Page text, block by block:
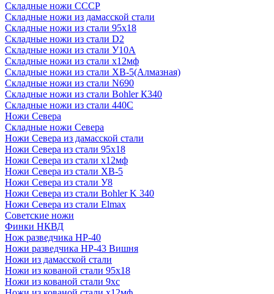
Cкладные ножи СССР
Складные ножи из дамасской стали
Складные ножи из стали 95х18
Складные ножи из стали D2
Складные ножи из стали У10А
Складные ножи из стали х12мф
Складные ножи из стали ХВ-5(Алмазная)
Складные ножи из стали N690
Складные ножи из стали Bohler К340
Складные ножи из стали 440С
Ножи Севера
Складные ножи Севера
Ножи Севера из дамасской стали
Ножи Севера из стали 95х18
Ножи Севера из стали х12мф
Ножи Севера из стали ХВ-5
Ножи Севера из стали У8
Ножи Севера из стали Bohler K 340
Ножи Севера из стали Elmax
Советские ножи
Финки НКВД
Нож разведчика НР-40
Ножи разведчика НР-43 Вишня
Ножи из дамасской стали
Ножи из кованой стали 95х18
Ножи из кованой стали 9хс